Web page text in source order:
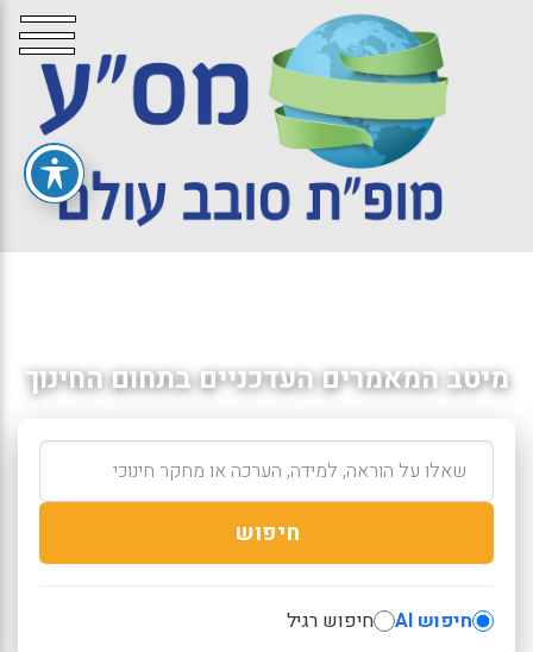
מיטב המאמרים העדכניים בתחום החינוך
חיפוש
חיפוש AI חיפוש רגיל